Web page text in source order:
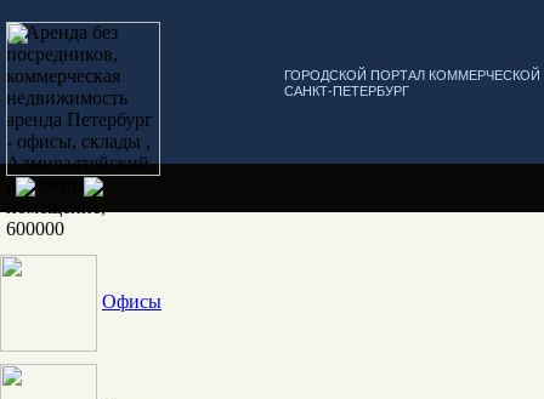
ГОРОДСКОЙ ПОРТАЛ
САНКТ-ПЕТЕРБУРГ
Офисы